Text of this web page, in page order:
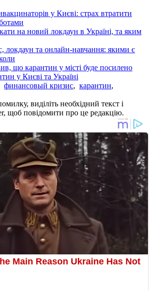
у Києві: страх втратити
на новий локдаун в Україні, та яким
локдаун та онлайн-навчання: якими є
що карантин у місті буде посилено
у Києві та Україні
финансовый кризис, карантин,
виділіть необхідний текст і
щоб повідомити про це редакцію.